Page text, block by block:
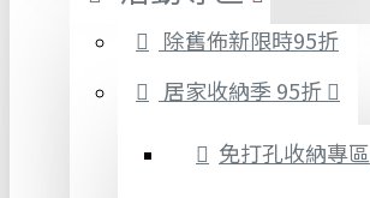
除舊佈新限時95折
居家收納季 95折
免打孔收納專區